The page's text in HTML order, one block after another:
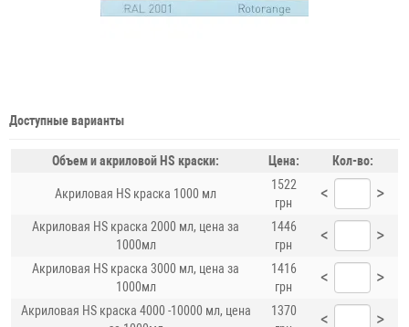
Доступные варианты
Объем и акриловой HS краски: Цена: Кол-во:
Акриловая HS краска 1000 мл
1522
грн
< >
Акриловая HS краска 2000 мл, цена за
1000мл
1446
грн
< >
Акриловая HS краска 3000 мл, цена за
1000мл
1416
грн
< >
Акриловая HS краска 4000 -10000 мл, цена
1370
< >